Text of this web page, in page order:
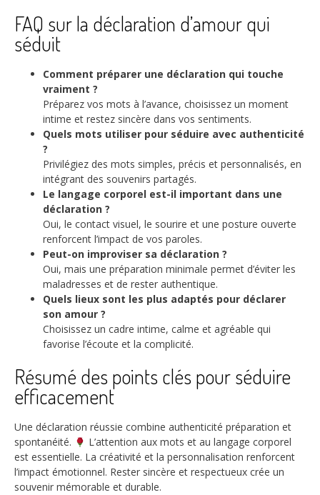
FAQ sur la déclaration d’amour qui
séduit
Comment préparer une déclaration qui touche
vraiment ?
Préparez vos mots à l’avance, choisissez un moment
intime et restez sincère dans vos sentiments.
Quels mots utiliser pour séduire avec authenticité
?
Privilégiez des mots simples, précis et personnalisés, en
intégrant des souvenirs partagés.
Le langage corporel est-il important dans une
déclaration ?
Oui, le contact visuel, le sourire et une posture ouverte
renforcent l’impact de vos paroles.
Peut-on improviser sa déclaration ?
Oui, mais une préparation minimale permet d’éviter les
maladresses et de rester authentique.
Quels lieux sont les plus adaptés pour déclarer
son amour ?
Choisissez un cadre intime, calme et agréable qui
favorise l’écoute et la complicité.
Résumé des points clés pour séduire
efficacement
Une déclaration réussie combine authenticité préparation et
spontanéité.
L’attention aux mots et au langage corporel
est essentielle. La créativité et la personnalisation renforcent
l’impact émotionnel. Rester sincère et respectueux crée un
souvenir mémorable et durable.